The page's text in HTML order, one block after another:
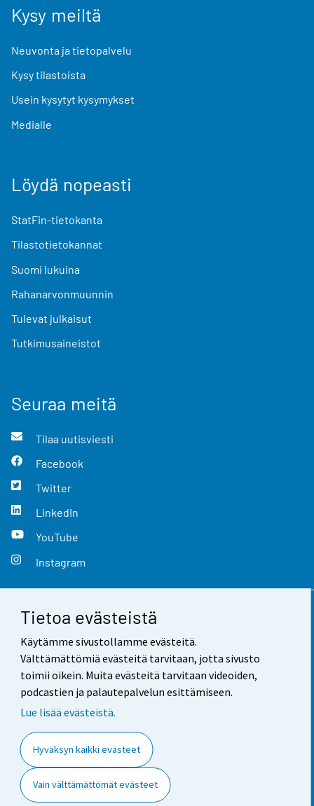
Tietoa evästeistä
Käytämme sivustollamme evästeitä.
Välttämättömiä evästeitä tarvitaan, jotta sivusto
toimii oikein. Muita evästeitä tarvitaan videoiden,
podcastien ja palautepalvelun esittämiseen.
Lue lisää evästeistä.
Hyväksyn kaikki evästeet
Vain välttämättömät evästeet
Kysy meiltä
Neuvonta ja tietopalvelu
Kysy tilastoista
Usein kysytyt kysymykset
Medialle
Löydä nopeasti
StatFin-tietokanta
Tilastotietokannat
Suomi lukuina
Rahanarvonmuunnin
Tulevat julkaisut
Tutkimusaineistot
Seuraa meitä
Tilaa uutisviesti
Facebook
Twitter
LinkedIn
YouTube
Instagram
Yhteystiedot
Palaute
Käyttöehdot
Saavutettavuus
Tietoa sivustosta
Evästeasetukset